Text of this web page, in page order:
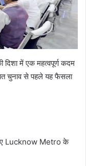
दिशा में एक महत्वपूर्ण कदम
चुनाव से पहले यह फैसला
Lucknow Metro के